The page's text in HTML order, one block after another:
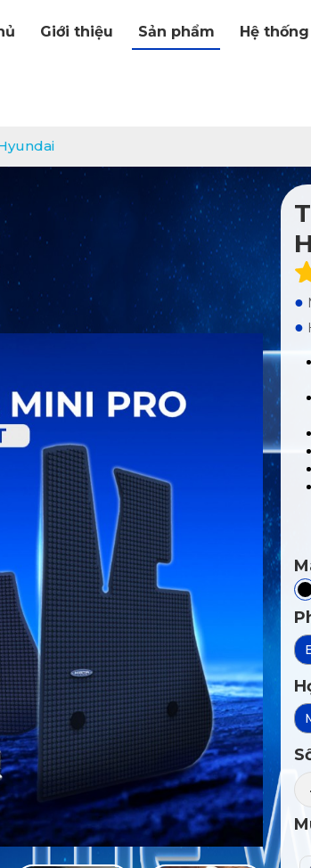
Giới thiệu Sản phẩm Hệ
●
●